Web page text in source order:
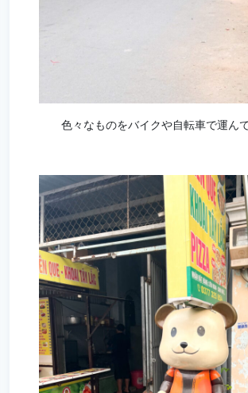
色々なものをバイクや自転車で運んで